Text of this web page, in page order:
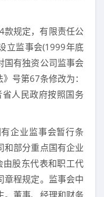
款规定，有限责任公
立监事会(1999年底
国有独资公司监事会
号第67条修改为：
人民政府按照国务
企业监事会暂行条
和部分重点国有企业
股东代表和职工代
章程规定。监事会中
。董事、经理和财务